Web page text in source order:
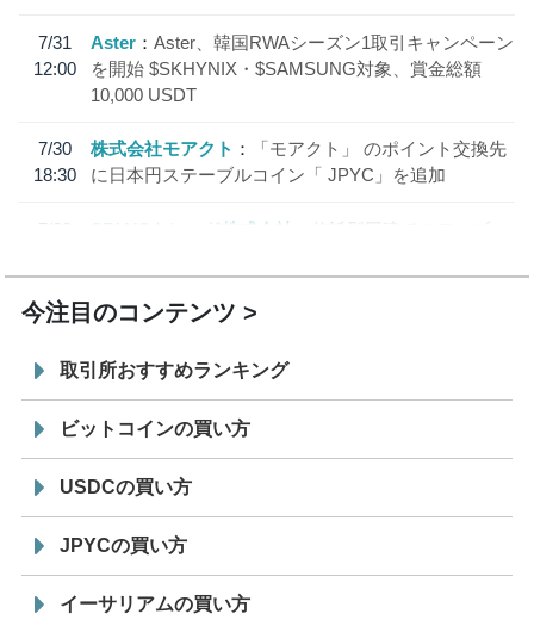
7/31
12:00
Aster
Aster、韓国RWAシーズン1取引キャンペーン
を開始 $SKHYNIX・$SAMSUNG対象、賞金総額
10,000 USDT
7/30
18:30
株式会社モアクト
「モアクト」 のポイント交換先
に日本円ステーブルコイン「 JPYC」を追加
7/29
SBI VCトレード株式会社
信託型円建てステーブル
今注目のコンテンツ
取引所おすすめランキング
ビットコインの買い方
USDCの買い方
JPYCの買い方
イーサリアムの買い方